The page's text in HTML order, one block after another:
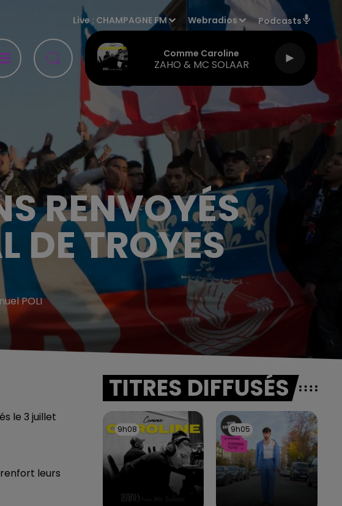
Live : CHAMPAGNE FM Webradios Podcasts
Comme Caroline
ZAHO & MC SOLAAR
RENVOYÉS
DE TROYES
POLI
le 3 juillet
leurs
TITRES DIFFUSÉS
9h08
9h08 9h05
9h05